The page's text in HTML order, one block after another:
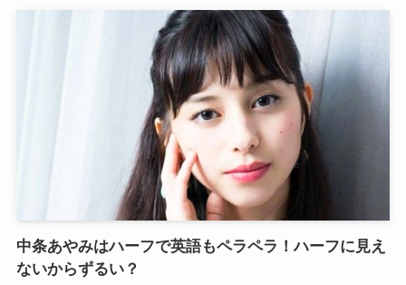
中条あやみはハーフで英語もペラペラ！ハーフに見え
ないからずるい？